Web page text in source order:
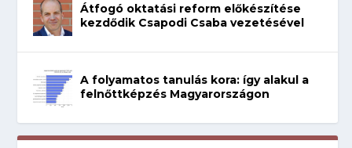
Átfogó oktatási reform előkészítése
kezdődik Csapodi Csaba vezetésével
A folyamatos tanulás kora: így alakul a
felnőttképzés Magyarországon